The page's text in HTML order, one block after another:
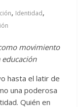
, Identidad,
movimiento
hasta el latir de
una poderosa
Quién en